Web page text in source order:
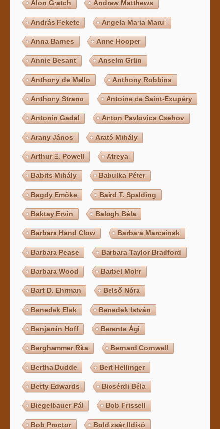
Alon Gratch Andrew Matthews
András Fekete Angela Maria Marui
Anna Barnes Anne Hooper
Annie Besant Anselm Grün
Anthony de Mello Anthony Robbins
Anthony Strano Antoine de Saint-Exupéry
Antonin Gadal Anton Pavlovics Csehov
Arany János Arató Mihály
Arthur E. Powell Atreya
Babits Mihály Babulka Péter
Bagdy Emőke Baird T. Spalding
Baktay Ervin Balogh Béla
Barbara Hand Clow Barbara Marcainak
Barbara Pease Barbara Taylor Bradford
Barbara Wood Barbel Mohr
Bart D. Ehrman Belső Nóra
Benedek Elek Benedek István
Benjamin Hoff Berente Ági
Berghammer Rita Bernard Cornwell
Bertha Dudde Bert Hellinger
Betty Edwards Bicsérdi Béla
Biegelbauer Pál Bob Frissell
Bob Proctor Boldizsár Ildikó